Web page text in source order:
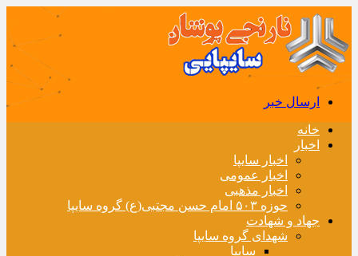
ارسال خبر
خانه
اخبار
اخبار سایپا
اخبار عمومی
اخبار مذهبی
حوزه ۵۰۳ امام حسن مجتبی(ع) گروه سایپا
جهاد و شهادت
شهدای گروه سایپا
سایپا